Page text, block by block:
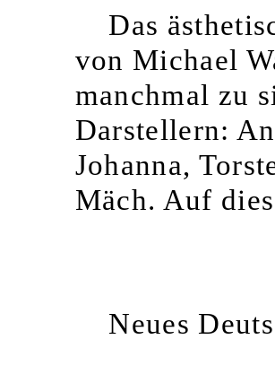
Das
von Michael
manchmal zu
Darstellern:
Johanna,
Mäch. Auf
Neues